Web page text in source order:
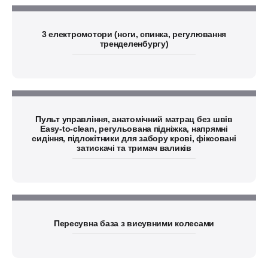
3 електромотори (ноги, спинка, регулювання
тренделенбургу)
Пульт управління, анатомічний матрац без швів
Easy-to-clean, регульована підніжка, напрямні
сидіння, підлокітники для забору крові, фіксовані
затискачі та тримач валиків
Пересувна база з висувними колесами